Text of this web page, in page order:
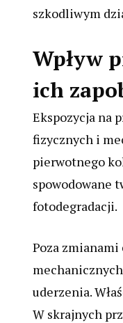
szkodliwym
Wpływ
ich
Ekspozycja na
fizycznych i
pierwotnego
spowodowane
fotodegradacji.
Poza
uderzenia.
W skrajnych